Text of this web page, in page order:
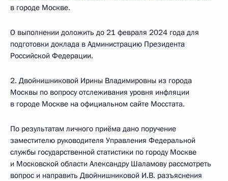
в городе Москве.
О выполнении доложить до 21 февраля 2024 года для
подготовки доклада в Администрацию Президента
Российской Федерации.
2. Двойнишниковой Ирины Владимировны из города
Москвы по вопросу отслеживания уровня инфляции
в городе Москве на официальном сайте Мосстата.
По результатам личного приёма дано поручение
заместителю руководителя Управления Федеральной
службы государственной статистики по городу Москве
и Московской области Александру Шаламову рассмотреть
вопрос и направить Двойнишниковой И.В. разъяснения